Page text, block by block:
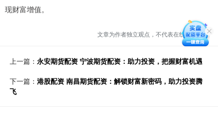
现财富增值。
文章为作者独立观点，不代表在线配资观点
上一篇： 永安期货配资 宁波期货配资：助力投资，把握财富机遇
下一篇： 港股配资 南昌期货配资：解锁财富新密码，助力投资腾
飞